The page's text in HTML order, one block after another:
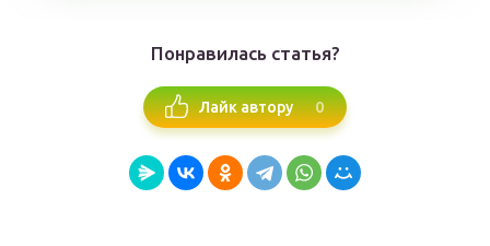
Понравилась статья?
Лайк автору 0